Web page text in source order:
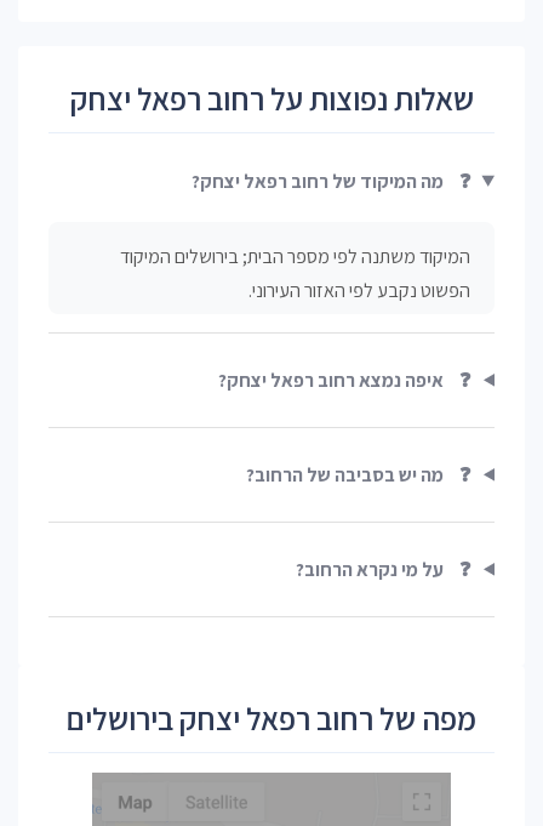
שאלות נפוצות על רחוב רפאל יצחק
❓ מה המיקוד של רחוב רפאל יצחק?
המיקוד משתנה לפי מספר הבית; בירושלים המיקוד
הפשוט נקבע לפי האזור העירוני.
❓ איפה נמצא רחוב רפאל יצחק?
❓ מה יש בסביבה של הרחוב?
❓ על מי נקרא הרחוב?
מפה של רחוב רפאל יצחק בירושלים